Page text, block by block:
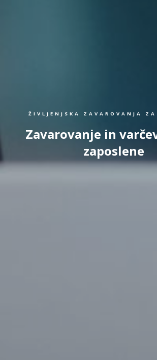
ŽIVLJENJSKA ZAVAROVANJA ZA
Zavarovanje in
zaposlene